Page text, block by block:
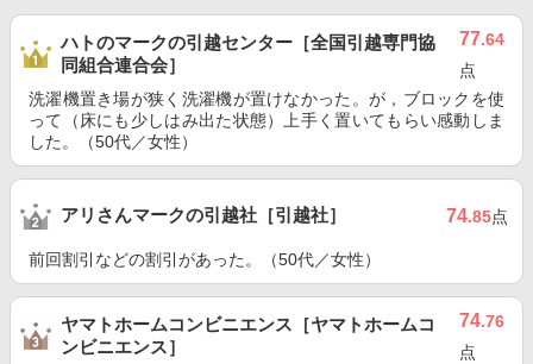
ハトのマークの引越センター［全国引越専門協
同組合連合会］
77.64
点
洗濯機置き場が狭く洗濯機が置けなかった。が，ブロックを使
って（床にも少しはみ出た状態）上手く置いてもらい感動しま
した。（50代／女性）
アリさんマークの引越社［引越社］ 74.85点
前回割引などの割引があった。（50代／女性）
ヤマトホームコンビニエンス［ヤマトホームコ
ンビニエンス］
74.76
点